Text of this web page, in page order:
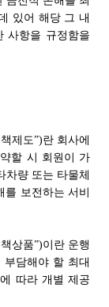
있어 해당 그 내
사항을 규정함을
제도”)란 회사에
할 시 회원이 가
량 또는 타물체
보전하는 서비
상품”)이란 운행
담해야 할 최대
따라 개별 제공